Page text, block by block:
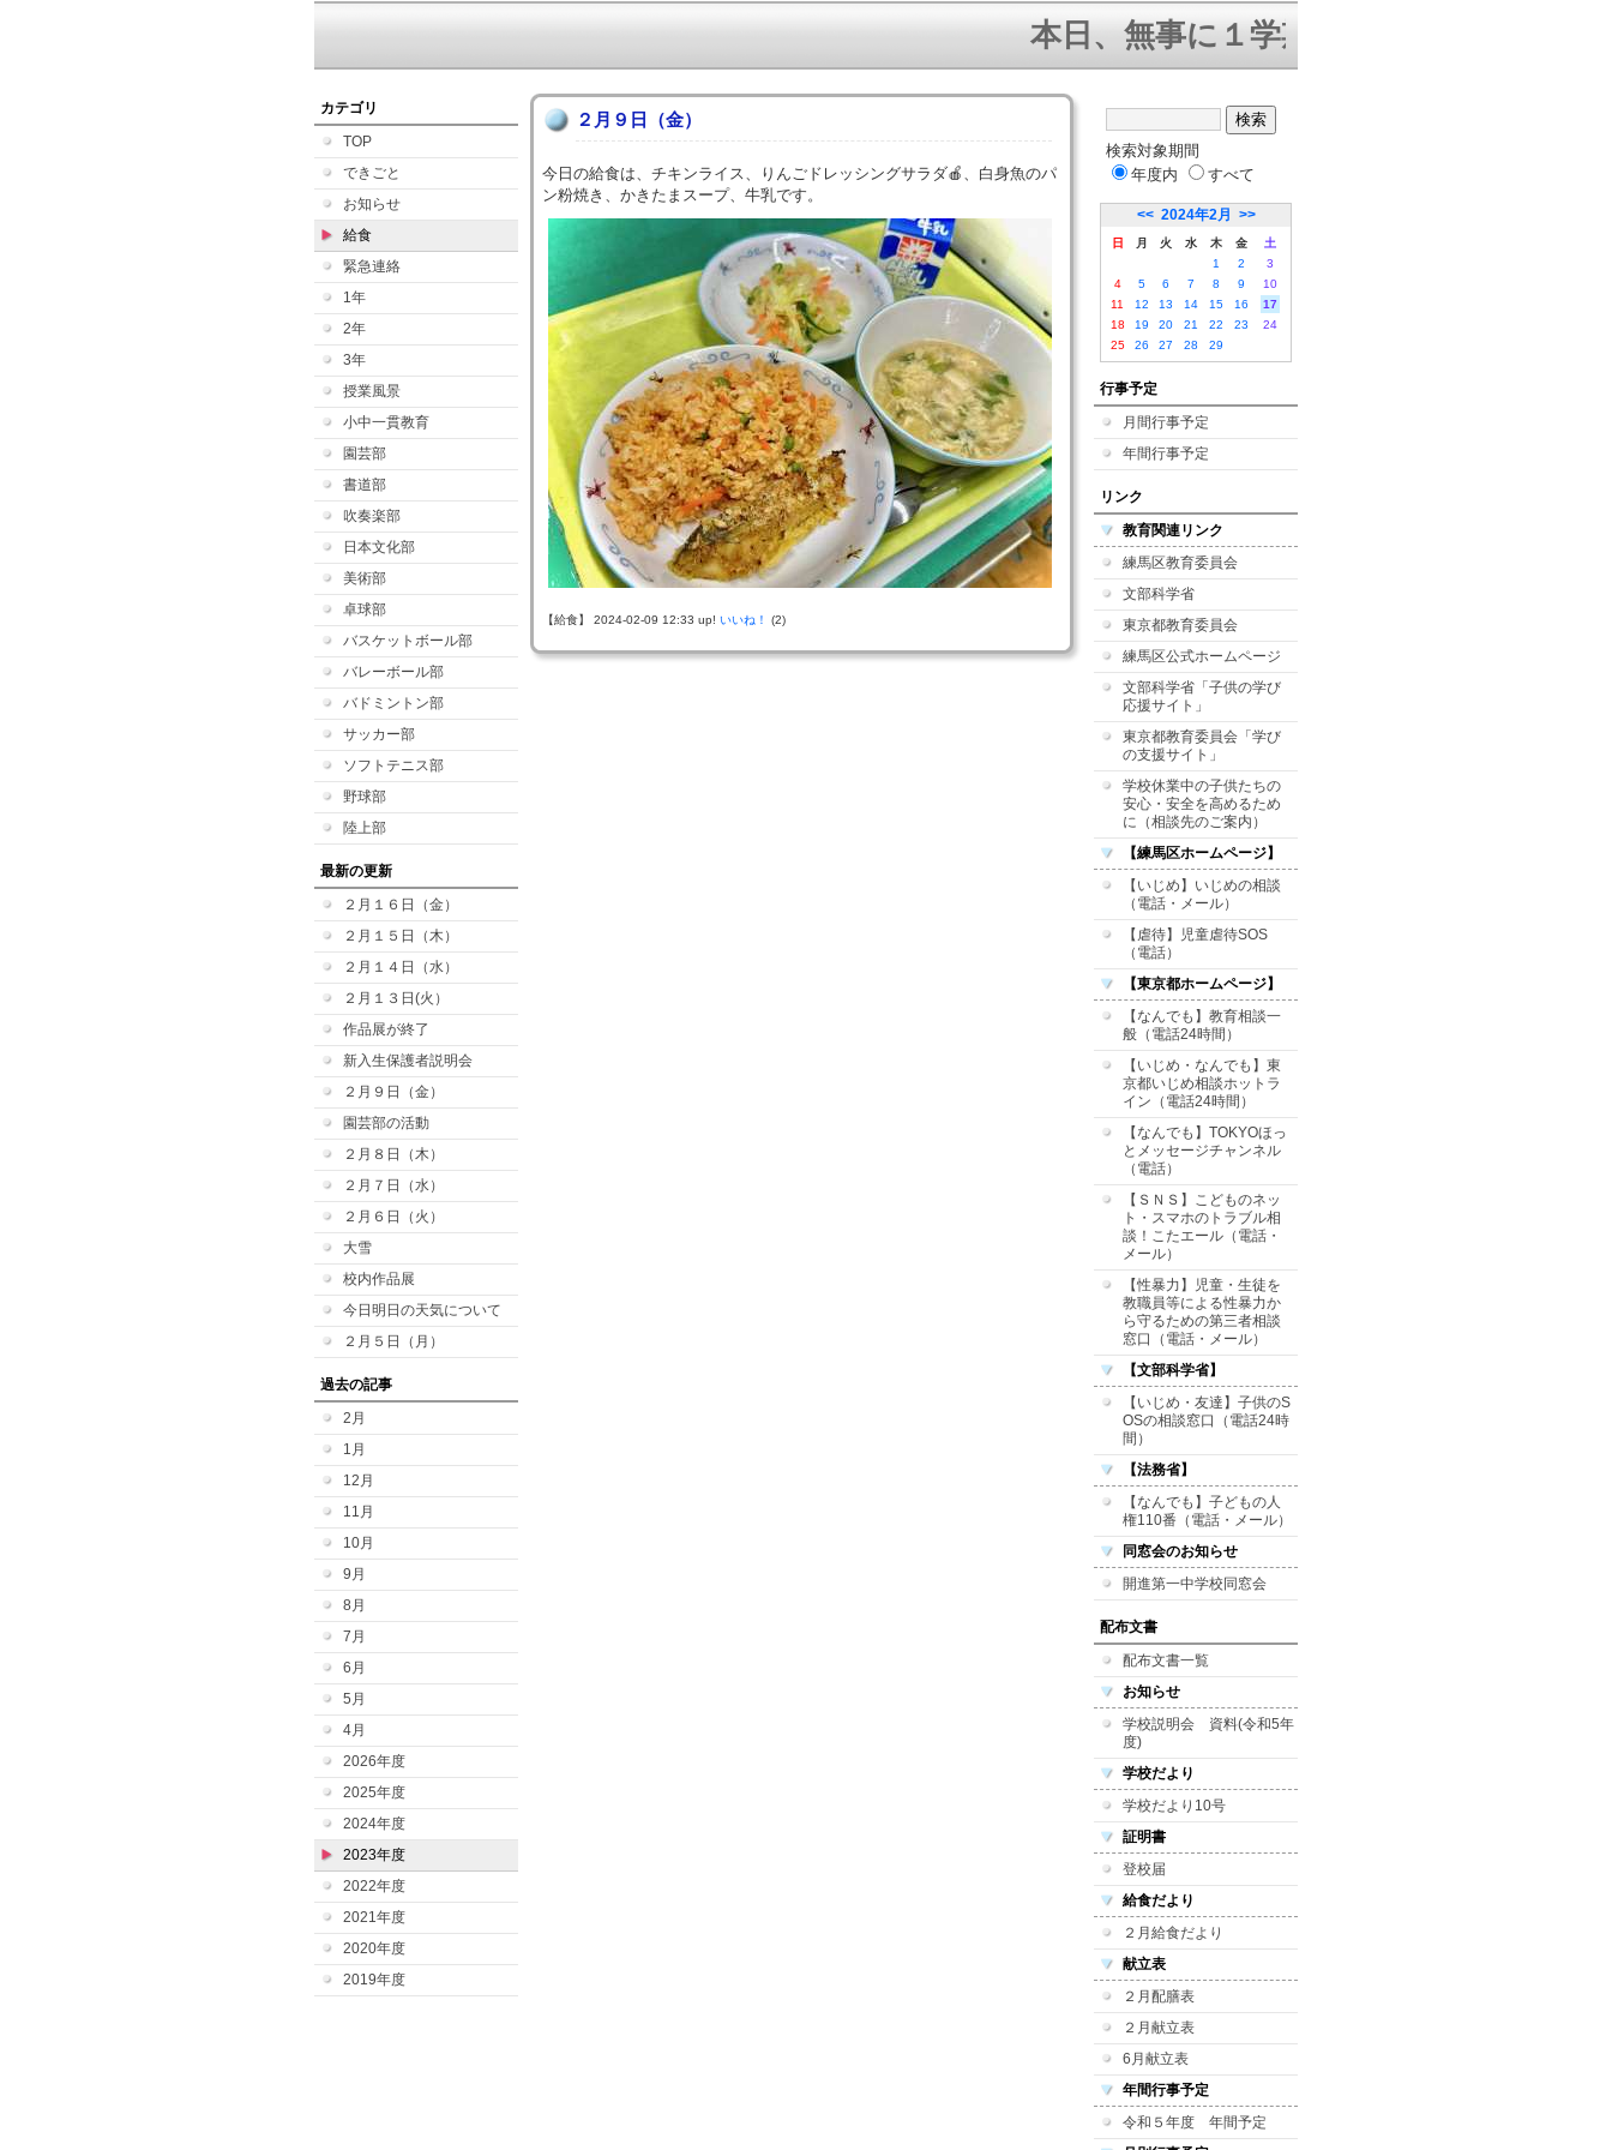
本日、無事に１学期終業式を迎えるこ
カテゴリ
TOP
できごと
お知らせ
給食
緊急連絡
1年
2年
3年
授業風景
小中一貫教育
園芸部
書道部
吹奏楽部
日本文化部
美術部
卓球部
バスケットボール部
バレーボール部
バドミントン部
サッカー部
ソフトテニス部
野球部
陸上部
最新の更新
２月１６日（金）
２月１５日（木）
２月１４日（水）
２月１３日(火）
作品展が終了
新入生保護者説明会
２月９日（金）
園芸部の活動
２月８日（木）
２月７日（水）
２月６日（火）
大雪
校内作品展
今日明日の天気について
２月５日（月）
過去の記事
2月
1月
12月
11月
10月
9月
8月
7月
6月
5月
4月
2026年度
2025年度
2024年度
2023年度
2022年度
2021年度
2020年度
2019年度
２月９日（金）
今日の給食は、チキンライス、りんごドレッシングサラダ🍎、白身魚のパ
ン粉焼き、かきたまスープ、牛乳です。
【給食】 2024-02-09 12:33 up! いいね！ (2)
検索対象期間
年度内
すべて
<< 2024年2月 >>
日 月 火 水 木 金
土
1
2
3
4
5 6 7 8 9
10
11
12 13 14 15 16
17
18
19 20 21 22 23
24
25
26 27 28 29
行事予定
月間行事予定
年間行事予定
リンク
教育関連リンク
練馬区教育委員会
文部科学省
東京都教育委員会
練馬区公式ホームページ
文部科学省「子供の学び
応援サイト」
東京都教育委員会「学び
の支援サイト」
学校休業中の子供たちの
安心・安全を高めるため
に（相談先のご案内）
【練馬区ホームページ】
【いじめ】いじめの相談
（電話・メール）
【虐待】児童虐待SOS
（電話）
【東京都ホームページ】
【なんでも】教育相談一
般（電話24時間）
【いじめ・なんでも】東
京都いじめ相談ホットラ
イン（電話24時間）
【なんでも】TOKYOほっ
とメッセージチャンネル
（電話）
【ＳＮＳ】こどものネッ
ト・スマホのトラブル相
談！こたエール（電話・
メール）
【性暴力】児童・生徒を
教職員等による性暴力か
ら守るための第三者相談
窓口（電話・メール）
【文部科学省】
【いじめ・友達】子供のS
OSの相談窓口（電話24時
間）
【法務省】
【なんでも】子どもの人
権110番（電話・メール）
同窓会のお知らせ
開進第一中学校同窓会
配布文書
配布文書一覧
お知らせ
学校説明会 資料(令和5年
度)
学校だより
学校だより10号
証明書
登校届
給食だより
２月給食だより
献立表
２月配膳表
２月献立表
6月献立表
年間行事予定
令和５年度 年間予定